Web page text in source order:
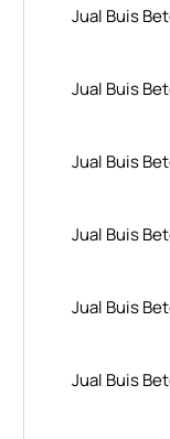
Jual Buis
Jual Buis
Jual Buis
Jual Buis
Jual Buis
Jual Buis